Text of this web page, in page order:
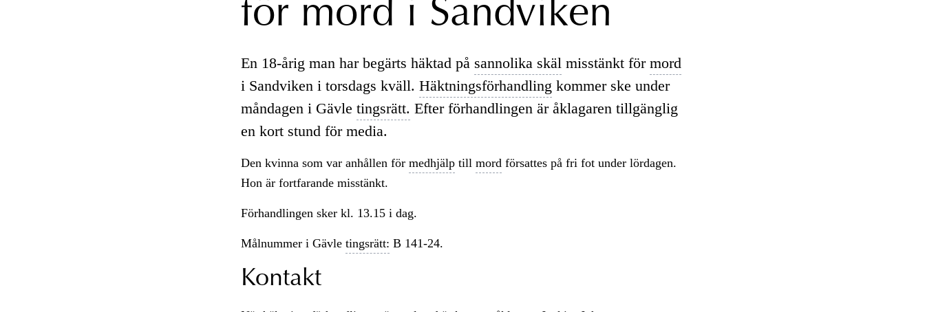
för mord i Sandviken
En 18-årig man har begärts häktad på sannolika skäl misstänkt för mord
i Sandviken i torsdags kväll. Häktningsförhandling kommer ske under
måndagen i Gävle tingsrätt. Efter förhandlingen är åklagaren tillgänglig
en kort stund för media.
Den kvinna som var anhållen för medhjälptill mord försattes på fri fot under lördagen.
Hon är fortfarande misstänkt.
Förhandlingen sker kl. 13.15 i dag.
Målnummer i Gävle tingsrätt: B 141-24.
Kontakt